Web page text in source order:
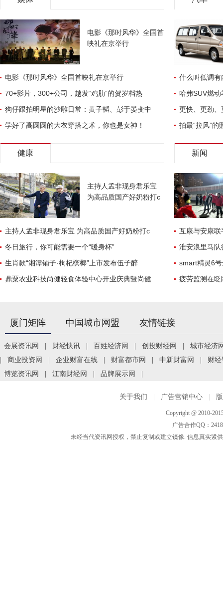
电影《那时风华》全国首
映礼在京举行
电影《那时风华》全国首映礼在京举行
70+影片，300+公司，越发“鸡肋”的贺岁档热
狗仔跟拍明星的沙雕日常：黄子韬、彭于晏变中
学好了高圆圆的大衣穿搭之术，你也是女神！
健康
主持人孟非现身君乐宝
为高品质国产好奶粉打c
主持人孟非现身君乐宝 为高品质国产好奶粉打c
冬日旅行，你可能需要一个“暖身杯”
生肖款“湘潭铺子·枸杞槟榔”上市发布伍子醉
鼎粟农业科技尚健轻食体验中心开业庆典暨尚健
什么叫低调
哈弗SUV燃
更快、更劲
拍最“拉风”的
新闻
互康与安康
淮安浪里马
smart精灵6
疲劳监测在
厦门矩阵 中国城市网盟 友情链接
会展资讯网 财经快讯 百姓经济网 创投财经网
城市经济
商业投资网 企业财富在线 财富都市网 中新财富网
财
博览资讯网
江南财经网 品牌展示网
关于我们 广告营销中心
Copyright @ 2010-
广告合作QQ：
未经当代资讯网授权，禁止复制或建立镜像. 信息真实紧